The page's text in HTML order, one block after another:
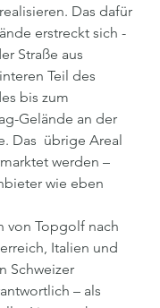
Das dafür
erstreckt sich -
Straße aus
Teil des
bis zum
Gelände an der
Das  übrige Areal
werden –
wie eben
von Topgolf nach
Italien und
Schweizer
– als